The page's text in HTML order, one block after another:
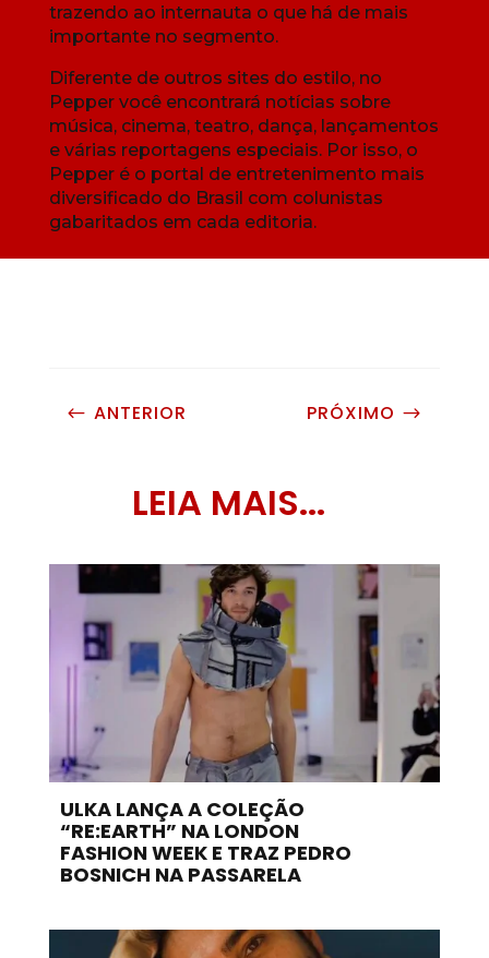
trazendo ao internauta o que há de mais
importante no segmento.
Diferente de outros sites do estilo, no
Pepper você encontrará notícias sobre
música, cinema, teatro, dança, lançamentos
e várias reportagens especiais. Por isso, o
Pepper é o portal de entretenimento mais
diversificado do Brasil com colunistas
gabaritados em cada editoria.
# ANTERIOR PRÓXIMO $
LEIA MAIS...
ULKA LANÇA A COLEÇÃO
“RE:EARTH” NA LONDON
FASHION WEEK E TRAZ PEDRO
BOSNICH NA PASSARELA